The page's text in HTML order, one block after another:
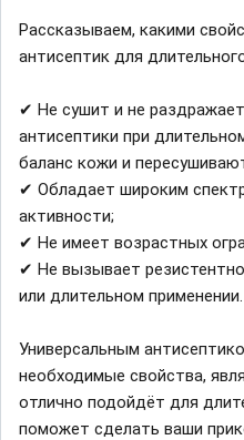
Рассказываем, какими
антисептик для
✔ Не сушит и не
антисептики при
баланс кожи и
✔ Обладает широким
активности;
✔ Не имеет возрастных
✔ Не вызывает
или длительном применении.
Универсальным
необходимые свойства,
отлично подойдёт для
поможет сделать ваши